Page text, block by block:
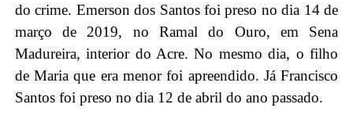
do crime. Emerson dos Santos foi preso no dia 14 de
março de 2019, no Ramal do Ouro, em Sena
Madureira, interior do Acre. No mesmo dia, o filho
de Maria que era menor foi apreendido. Já Francisco
Santos foi preso no dia 12 de abril do ano passado.